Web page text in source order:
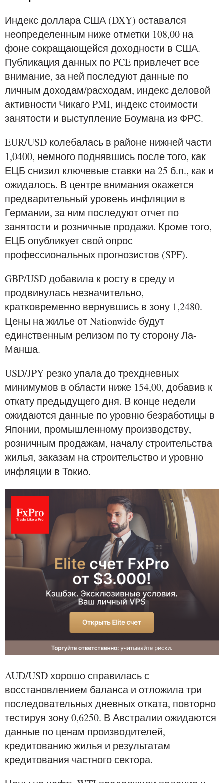
Индекс доллара США (DXY) оставался
неопределенным ниже отметки 108,00 на
фоне сокращающейся доходности в США.
Публикация данных по PCE привлечет все
внимание, за ней последуют данные по
личным доходам/расходам, индекс деловой
активности Чикаго PMI, индекс стоимости
занятости и выступление Боумана из ФРС.
EUR/USD колебалась в районе нижней части
1,0400, немного поднявшись после того, как
ЕЦБ снизил ключевые ставки на 25 б.п., как и
ожидалось. В центре внимания окажется
предварительный уровень инфляции в
Германии, за ним последуют отчет по
занятости и розничные продажи. Кроме того,
ЕЦБ опубликует свой опрос
профессиональных прогнозистов (SPF).
GBP/USD добавила к росту в среду и
продвинулась незначительно,
кратковременно вернувшись в зону 1,2480.
Цены на жилье от Nationwide будут
единственным релизом по ту сторону Ла-
Манша.
USD/JPY резко упала до трехдневных
минимумов в области ниже 154,00, добавив к
откату предыдущего дня. В конце недели
ожидаются данные по уровню безработицы в
Японии, промышленному производству,
розничным продажам, началу строительства
жилья, заказам на строительство и уровню
инфляции в Токио.
AUD/USD хорошо справилась с
восстановлением баланса и отложила три
последовательных дневных отката, повторно
тестируя зону 0,6250. В Австралии ожидаются
данные по ценам производителей,
кредитованию жилья и результатам
кредитования частного сектора.